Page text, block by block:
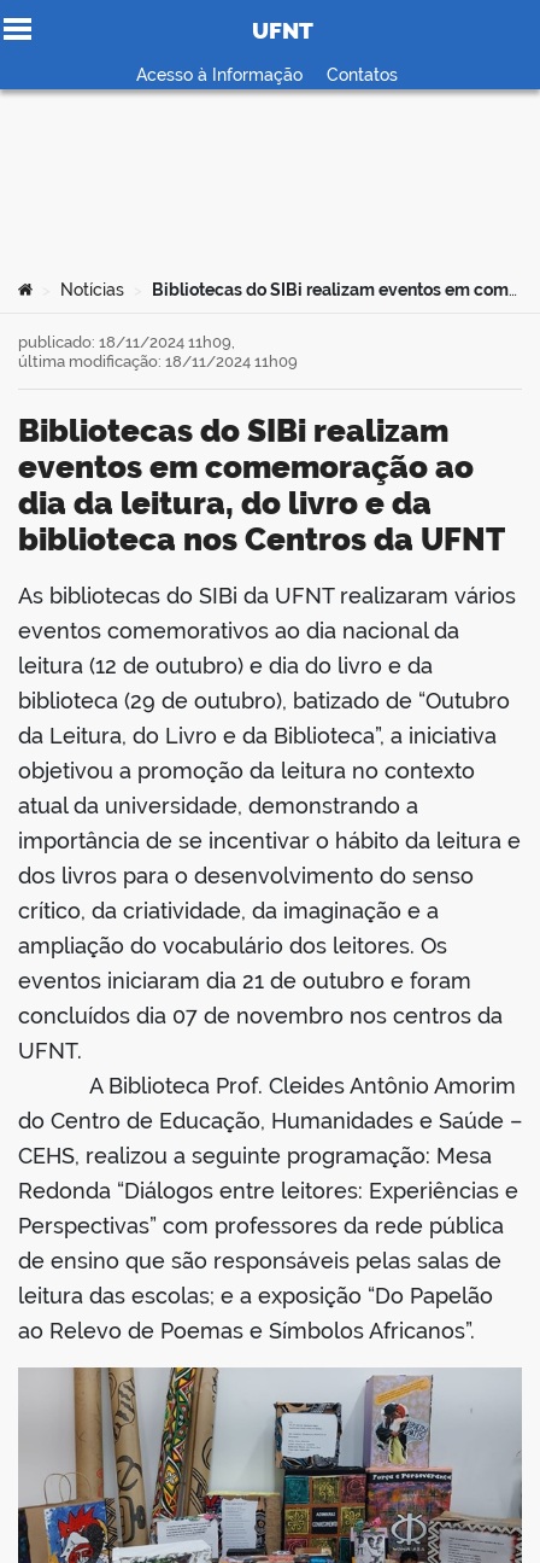
Ir para o conteúdo
UFNT
Acesso à Informação Contatos
Você está aqui:
Notícias Bibliotecas do SIBi realizam eventos em comemoração ao dia da leitura, do livro e da biblioteca nos Centros da UFNT
Bibliotecas do SIBi realizam
eventos em comemoração ao
dia da leitura, do livro e da
biblioteca nos Centros da UFNT
publicado: 18/11/2024 11h09,
última modificação: 18/11/2024 11h09
As bibliotecas do SIBi da UFNT realizaram vários
eventos comemorativos ao dia nacional da
leitura (12 de outubro) e dia do livro e da
biblioteca (29 de outubro), batizado de “Outubro
da Leitura, do Livro e da Biblioteca”, a iniciativa
objetivou a promoção da leitura no contexto
atual da universidade, demonstrando a
importância de se incentivar o hábito da leitura e
dos livros para o desenvolvimento do senso
crítico, da criatividade, da imaginação e a
ampliação do vocabulário dos leitores. Os
eventos iniciaram dia 21 de outubro e foram
concluídos dia 07 de novembro nos centros da
UFNT.
A Biblioteca Prof. Cleides Antônio Amorim
do Centro de Educação, Humanidades e Saúde –
CEHS, realizou a seguinte programação: Mesa
Redonda “Diálogos entre leitores: Experiências e
Perspectivas” com professores da rede pública
de ensino que são responsáveis pelas salas de
leitura das escolas; e a exposição “Do Papelão
ao Relevo de Poemas e Símbolos Africanos”.